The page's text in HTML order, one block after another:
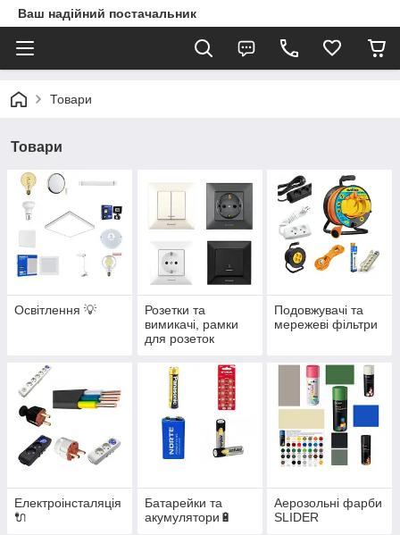
Ваш надійний постачальник
Товари
Товари
Освітлення 💡
Розетки та
вимикачі, рамки
для розеток
Подовжувачі та
мережеві фільтри
Електроінсталяція
🔌
Батарейки та
акумулятори🔋
Аерозольні фарби
SLIDER